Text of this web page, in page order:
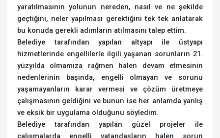
yaratılmasının yolunun nereden, nasıl ve ne şekilde
geçtiğini, neler yapılması gerektiğini tek tek anlatarak
bu konuda gerekli adımların atılmasını talep ettim.
Belediye tarafından yapılan altyapı ile üstyapı
hizmetlerinde engellilerle ilgili yaşanan sorunların 21.
yüzyılda olmamıza rağmen halen devam etmesinin
nedenlerinin başında, engelli olmayan ve sorunu
yaşamayanların karar vermesi ve çözüm üretmeye
çalışmasının geldiğini ve bunun ise her anlamda yanlış
ve eksik bir uygulama olduğunu söyledim.
Belediye tarafından yapılan güzel projeler ile
çalışmalarda engelli vatandaşların halen sorun